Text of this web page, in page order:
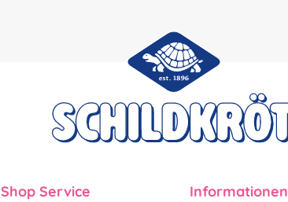
Shop Service Informationen